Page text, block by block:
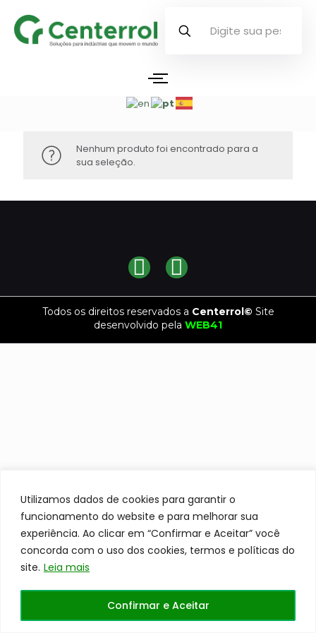
Utilizamos dados de cookies para garantir o
funcionamento do website e para melhorar sua
experiência. Ao clicar em “Confirmar e Aceitar” você
concorda com o uso dos cookies, termos e políticas do
site. Leia mais
Confirmar e Aceitar
Nenhum produto foi encontrado para a
sua seleção.
Todos os direitos reservados a Centerrol© Site
desenvolvido pela WEB41